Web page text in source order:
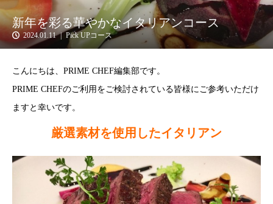
新年を彩る華やかなイタリアンコース
2024.01.11 Pick UPコース
こんにちは、PRIME CHEF編集部です。
PRIME CHEFのご利用をご検討されている皆様にご参考いただけ
ますと幸いです。
厳選素材を使用したイタリアン